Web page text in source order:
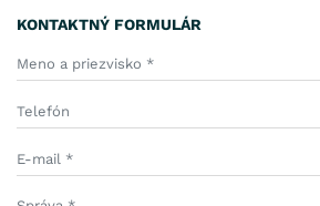
KONTAKTNÝ FORMULÁR